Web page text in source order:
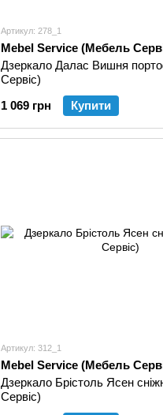
Артикул: 278_1
Mebel Service (Мебель
Дзеркало Далас Вишня
Сервіс)
1 069 грн
Купити
Артикул: 312_1
Mebel Service (Мебель
Дзеркало Брістоль Ясен
Сервіс)